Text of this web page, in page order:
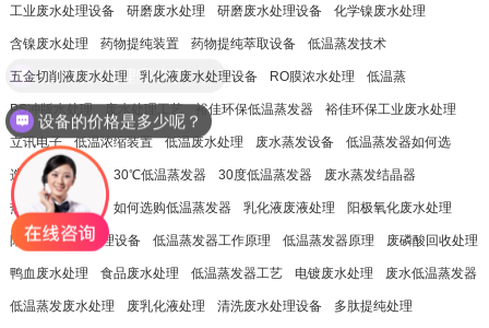
工业废水处理设备 研磨废水处理 研磨废水处理设备 化学镍废水处理
含镍废水处理 药物提纯装置 药物提纯萃取设备 低温蒸发技术
五金切削液废水处理 乳化液废水处理设备 RO膜浓水处理 低温蒸
PS冲版水处理 废水处理工艺 裕佳环保低温蒸发器 裕佳环保工业废水处理
立讯电子 低温浓缩装置 低温废水处理 废水蒸发设备 低温蒸发器如何选
选购低温蒸发器 30℃低温蒸发器 30度低温蒸发器 废水蒸发结晶器
热泵低温蒸发器 如何选购低温蒸发器 乳化液废液处理 阳极氧化废水处理
阳极氧化废水处理设备 低温蒸发器工作原理 低温蒸发器原理 废磷酸回收处理
鸭血废水处理 食品废水处理 低温蒸发器工艺 电镀废水处理 废水低温蒸发器
低温蒸发废水处理 废乳化液处理 清洗废水处理设备 多肽提纯处理
设备的价格是多少呢？